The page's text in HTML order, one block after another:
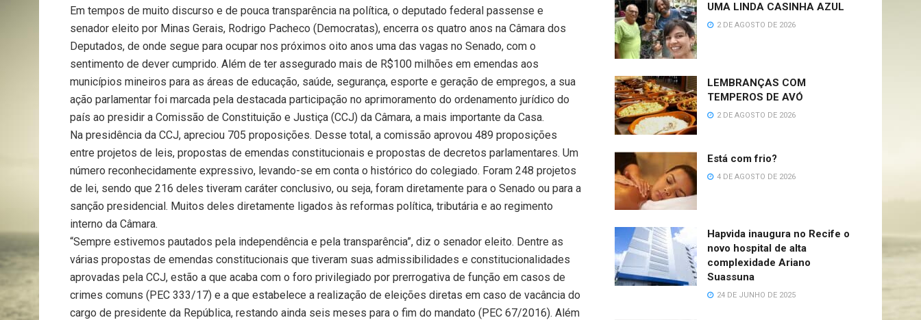
Em tempos de muito discurso e de pouca transparência na política, o deputado federal passense e
senador eleito por Minas Gerais, Rodrigo Pacheco (Democratas), encerra os quatro anos na Câmara dos
Deputados, de onde segue para ocupar nos próximos oito anos uma das vagas no Senado, com o
sentimento de dever cumprido. Além de ter assegurado mais de R$100 milhões em emendas aos
municípios mineiros para as áreas de educação, saúde, segurança, esporte e geração de empregos, a sua
ação parlamentar foi marcada pela destacada participação no aprimoramento do ordenamento jurídico do
país ao presidir a Comissão de Constituição e Justiça (CCJ) da Câmara, a mais importante da Casa.
Na presidência da CCJ, apreciou 705 proposições. Desse total, a comissão aprovou 489 proposições
entre projetos de leis, propostas de emendas constitucionais e propostas de decretos parlamentares. Um
número reconhecidamente expressivo, levando-se em conta o histórico do colegiado. Foram 248 projetos
de lei, sendo que 216 deles tiveram caráter conclusivo, ou seja, foram diretamente para o Senado ou para a
sanção presidencial. Muitos deles diretamente ligados às reformas política, tributária e ao regimento
interno da Câmara.
“Sempre estivemos pautados pela independência e pela transparência”, diz o senador eleito. Dentre as
várias propostas de emendas constitucionais que tiveram suas admissibilidades e constitucionalidades
aprovadas pela CCJ, estão a que acaba com o foro privilegiado por prerrogativa de função em casos de
crimes comuns (PEC 333/17) e a que estabelece a realização de eleições diretas em caso de vacância do
cargo de presidente da República, restando ainda seis meses para o fim do mandato (PEC 67/2016). Além
UMA LINDA CASINHA AZUL
2 DE AGOSTO DE 2026
LEMBRANÇAS COM
TEMPEROS DE AVÓ
2 DE AGOSTO DE 2026
Está com frio?
4 DE AGOSTO DE 2026
Hapvida inaugura no Recife o
novo hospital de alta
complexidade Ariano
Suassuna
24 DE JUNHO DE 2025